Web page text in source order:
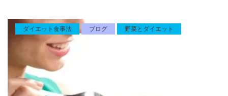
ダイエット食事法 ブログ 野菜とダイエット